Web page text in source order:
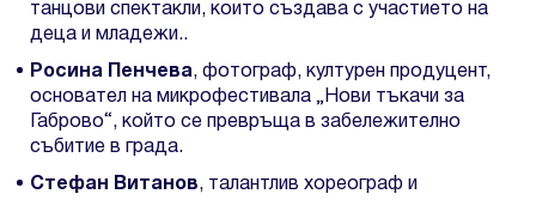
танцови спектакли, които създава с участието на
деца и младежи..
Росина Пенчева, фотограф, културен продуцент,
основател на микрофестивала „Нови тъкачи за
Габрово“, който се превръща в забележително
събитие в града.
Стефан Витанов, талантлив хореограф и